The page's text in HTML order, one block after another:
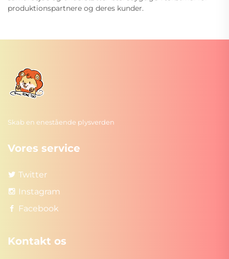
produktionspartnere og deres kunder.
Skab en enestående plysverden
Vores service
Twitter
Instagram
Facebook
Kontakt os